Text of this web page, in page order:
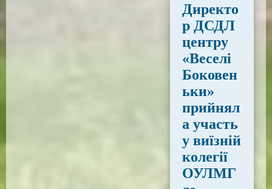
Директо
р ДСДЛ
центру
«Веселі
Боковен
ьки»
прийнял
а участь
у виїзній
колегії
ОУЛМГ